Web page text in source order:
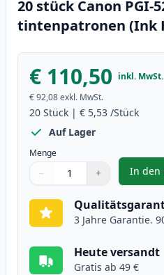
20 stück Canon PGI-
tintenpatronen (Ink
€ 110,50 inkl. MwSt.
€ 92,08exkl. MwSt.
20 Stück | € 5,53 /Stück
Auf Lager
Menge
Verwenden Sie die Tasten,
− +
1
In den,
3 Jahre Garantie.
Heute versandt
Gratis ab 49 €